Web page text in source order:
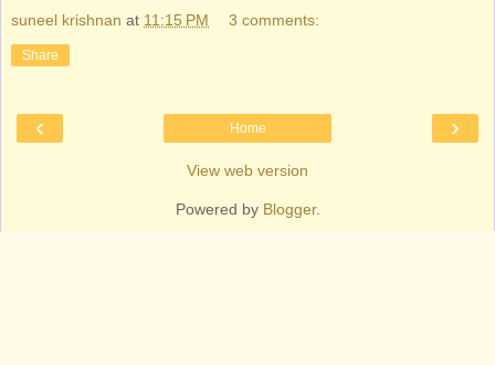
suneel krishnan at 11:15 PM 3 comments:
Share
‹ ›
Home
View web version
Powered by Blogger.